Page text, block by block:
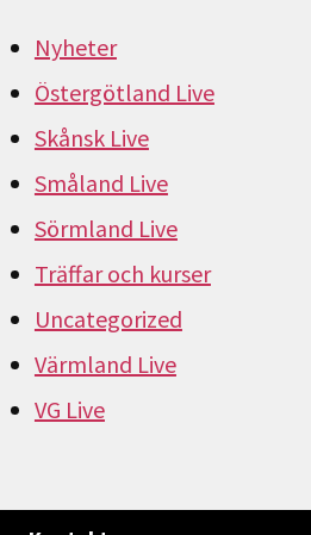
Nyheter
Östergötland Live
Skånsk Live
Småland Live
Sörmland Live
Träffar och kurser
Uncategorized
Värmland Live
VG Live